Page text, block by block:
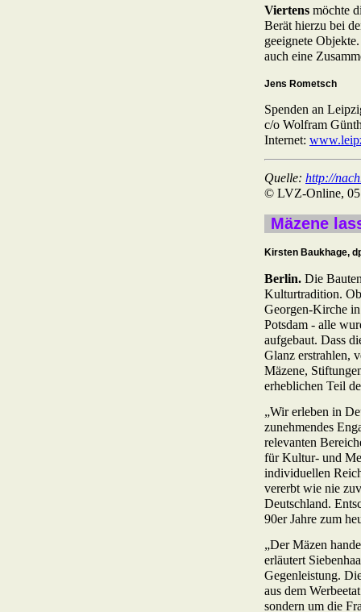
Viertens möchte
Berät hierzu bei
geeignete
auch eine
Jens Rometsch
Spenden an
c/o Wolfram
Internet:
Quelle: http://
© LVZ-Online,
Mäzene
Kirsten Baukhage,
Berlin. Die
Kulturtradition.
Georgen-Kirche
Potsdam - alle
aufgebaut. Dass
Glanz erstrahlen,
Mäzene,
erheblichen Teil
„Wir erleben in
zunehmendes
relevanten
für Kultur- und
individuellen
vererbt wie nie
Deutschland.
90er Jahre zum
„Der Mäzen
erläutert
Gegenleistung.
aus dem
sondern um die